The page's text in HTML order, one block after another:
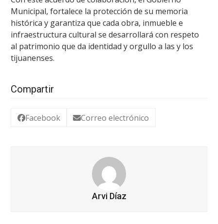
Municipal, fortalece la protección de su memoria
histórica y garantiza que cada obra, inmueble e
infraestructura cultural se desarrollará con respeto
al patrimonio que da identidad y orgullo a las y los
tijuanenses.
Compartir
Facebook Correo electrónico
Arvi Díaz